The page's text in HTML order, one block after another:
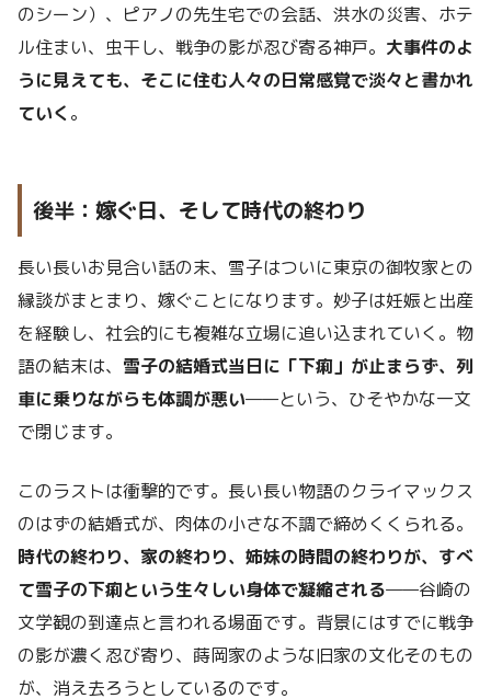
のシーン）、ピアノの先生宅での会話、洪水の災害、ホテ
ル住まい、虫干し、戦争の影が忍び寄る神戸。 大事件のよ
うに見えても、そこに住む人々の日常感覚で淡々と書かれ
ていく 。
後半：嫁ぐ日、そして時代の終わり
長い長いお見合い話の末、雪子はついに東京の御牧家との
縁談がまとまり、嫁ぐことになります。妙子は妊娠と出産
を経験し、社会的にも複雑な立場に追い込まれていく。物
語の結末は、 雪子の結婚式当日に「下痢」が止まらず、列
車に乗りながらも体調が悪い——という、ひそやかな一文
で閉じます。
このラストは衝撃的です。長い長い物語のクライマックス
のはずの結婚式が、肉体の小さな不調で締めくくられる。
時代の終わり、家の終わり、姉妹の時間の終わりが、すべ
て雪子の下痢という生々しい身体で凝縮される——谷崎の
文学観の到達点と言われる場面です。背景にはすでに戦争
の影が濃く忍び寄り、蒔岡家のような旧家の文化そのもの
が、消え去ろうとしているのです。